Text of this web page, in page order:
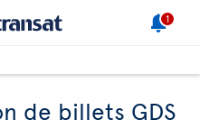
1
de billets GDS